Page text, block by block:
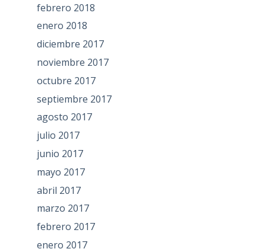
febrero 2018
enero 2018
diciembre 2017
noviembre 2017
octubre 2017
septiembre 2017
agosto 2017
julio 2017
junio 2017
mayo 2017
abril 2017
marzo 2017
febrero 2017
enero 2017